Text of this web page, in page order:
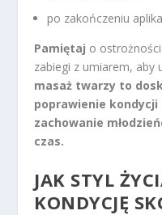
po zakończeniu
Pamiętaj o
zabiegi z umiarem, aby
masaż twarzy to
poprawienie kondycji
zachowanie
czas.
JAK STYL
KONDYCJĘ